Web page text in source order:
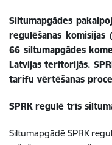
Siltumapgādes
regulēšanas
66 siltumapgādes
Latvijas teritorijās.
tarifu vērtēšanas
SPRK regulē trīs
Siltumapgādē SPRK